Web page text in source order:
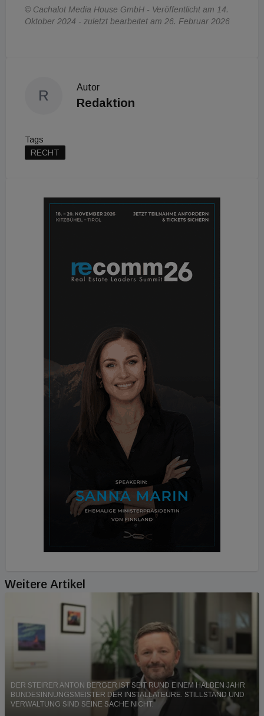
© Cachalot Media House GmbH - Veröffentlicht am 14.
Oktober 2024 - zuletzt bearbeitet am 26. Februar 2026
R
Autor
Redaktion
Tags
RECHT
Weitere Artikel
DER STEIRER ANTON BERGER IST SEIT RUND EINEM HALBEN JAHR
BUNDESINNUNGSMEISTER DER INSTALLATEURE. STILLSTAND UND
VERWALTUNG SIND SEINE SACHE NICHT.